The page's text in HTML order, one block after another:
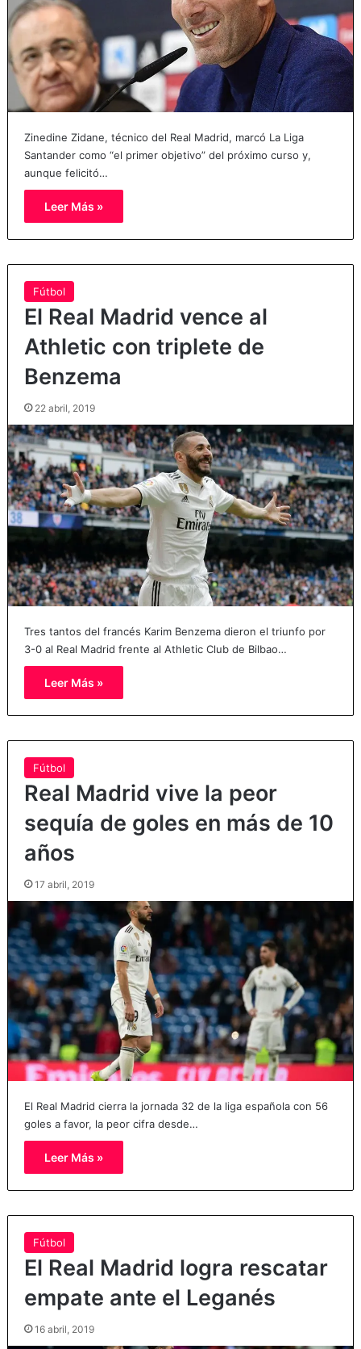
Zinedine Zidane, técnico del Real Madrid, marcó La Liga
Santander como “el primer objetivo” del próximo curso y,
aunque felicitó…
Leer Más »
Fútbol
El Real Madrid vence al
Athletic con triplete de
Benzema
22 abril, 2019
Tres tantos del francés Karim Benzema dieron el triunfo por
3-0 al Real Madrid frente al Athletic Club de Bilbao…
Leer Más »
Fútbol
Real Madrid vive la peor
sequía de goles en más de 10
años
17 abril, 2019
El Real Madrid cierra la jornada 32 de la liga española con 56
goles a favor, la peor cifra desde…
Leer Más »
Fútbol
El Real Madrid logra rescatar
empate ante el Leganés
16 abril, 2019